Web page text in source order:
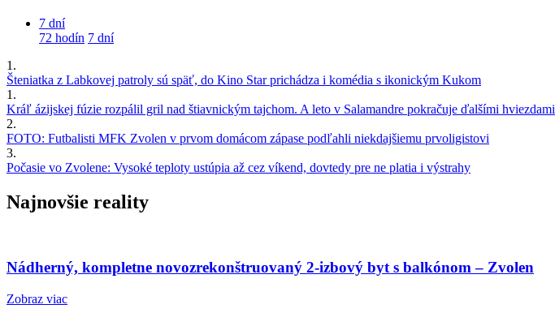
7 dní
72 hodín 7 dní
1.
Šteniatka z Labkovej patroly sú späť, do Kino Star prichádza i komédia s ikonickým Kukom
1.
Kráľ ázijskej fúzie rozpálil gril nad štiavnickým tajchom. A leto v Salamandre pokračuje ďalšími hviezdami
2.
FOTO: Futbalisti MFK Zvolen v prvom domácom zápase podľahli niekdajšiemu prvoligistovi
3.
Počasie vo Zvolene: Vysoké teploty ustúpia až cez víkend, dovtedy pre ne platia i výstrahy
Najnovšie reality
Nádherný, kompletne novozrekonštruovaný 2-izbový byt s balkónom – Zvolen
Zobraz viac